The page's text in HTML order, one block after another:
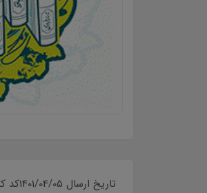
تاریخ ارسال 1401/04/05کد کتاب: 903دوره تحصیلی: دوره اول آموزش متوسطه›پایه نهم سال تحصیلی: 1401-1402